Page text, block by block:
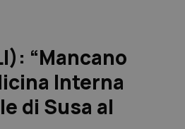
“Mancano
Interna
di Susa al